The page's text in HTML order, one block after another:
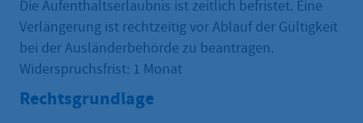
Die Aufenthaltserlaubnis ist zeitlich befristet. Eine
Verlängerung ist rechtzeitig vor Ablauf der Gültigkeit
bei der Ausländerbehörde zu beantragen.
Widerspruchsfrist: 1 Monat
Rechtsgrundlage